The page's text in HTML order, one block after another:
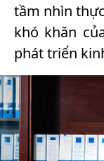
tầm nhìn
khó khăn
phát triển